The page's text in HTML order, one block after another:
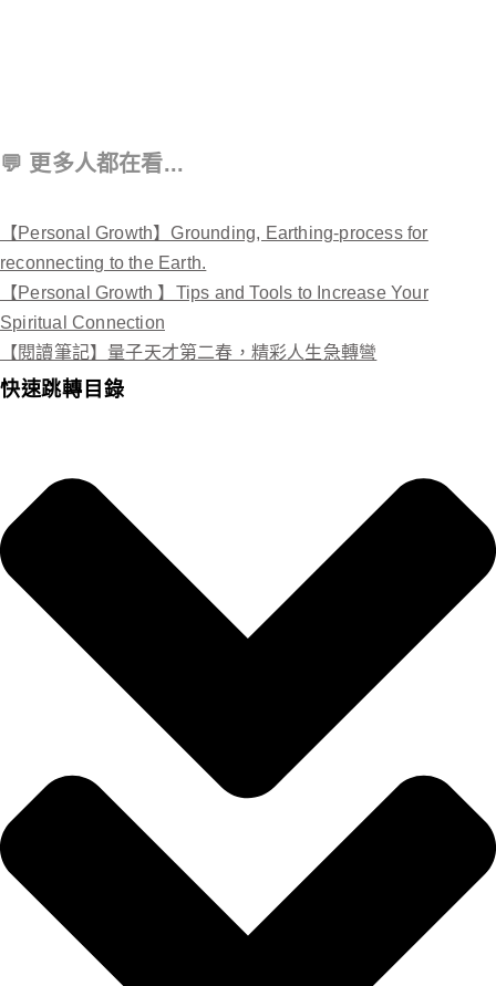
💬 更多人都在看...
【Personal Growth】Grounding, Earthing-process for
reconnecting to the Earth.
【Personal Growth 】Tips and Tools to Increase Your
Spiritual Connection
【閱讀筆記】量子天才第二春，精彩人生急轉彎
快速跳轉目錄